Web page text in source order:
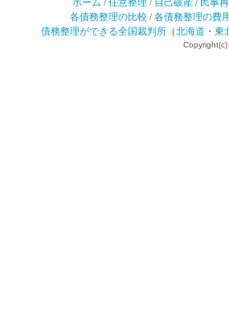
ホーム / 任意整理 / 自己破産 / 民事
各債務整理の比較 / 各債務整理の費
債務整理ができる全国裁判所 （北海道 ・ 東